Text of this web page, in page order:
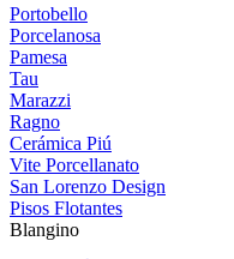
Portobello
Porcelanosa
Pamesa
Tau
Marazzi
Ragno
Cerámica Piú
Vite Porcellanato
San Lorenzo Design
Pisos Flotantes
Blangino